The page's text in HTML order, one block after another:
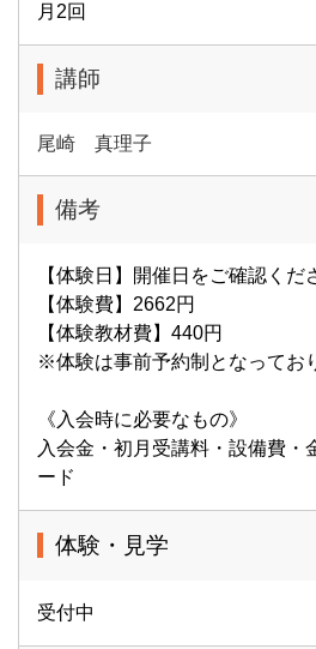
月2回
講師
尾崎 真理子
備考
【体験日】開催日をご確認くだ
【体験費】2662円
【体験教材費】440円
※体験は事前予約制となってお
《入会時に必要なもの》
入会金・初月受講料・設備費・
ード
体験・見学
受付中